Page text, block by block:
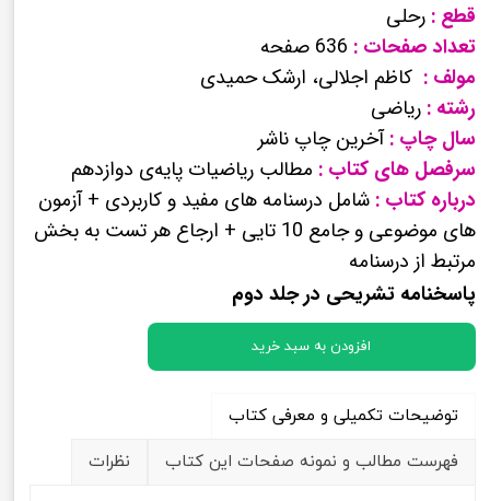
قطع : رحلی
تعداد صفحات :
مولف : کاظم اجلالی، ارشک حمیدی
رشته : ریاضی
سال چاپ :آخرین چاپ ناشر
سرفصل های کتاب : مطالب ریاضیات پایه‌ی دوازدهم
درباره کتاب : شامل درسنامه های مفید و کاربردی + آزمون
های موضوعی و جامع 10 تایی + ارجاع هر تست به بخش
مرتبط از درسنامه
پاسخنامه تشریحی در جلد دوم
افزودن به سبد خرید
توضیحات تکمیلی و معرفی کتاب
فهرست مطالب و نمونه صفحات این کتاب
نظرات